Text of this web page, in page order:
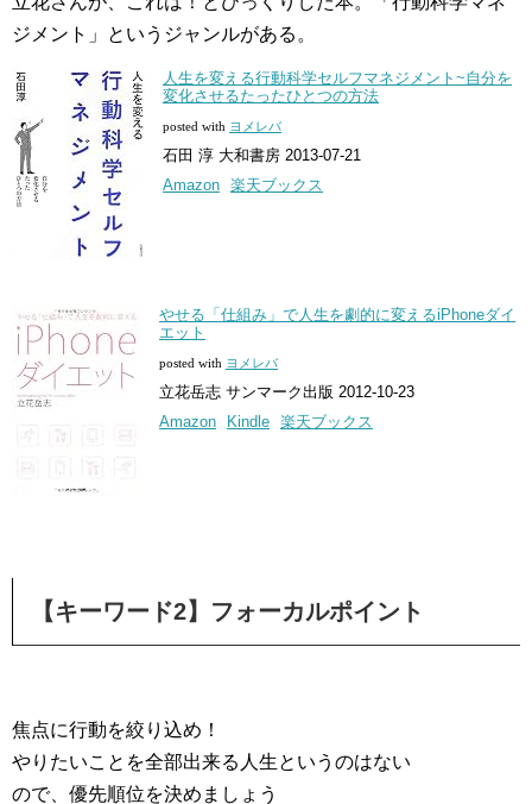
ジメント」というジャンルがある。
人生を変える行動科学セルフマネジメント~自分を
変化させるたったひとつの方法
posted with ヨメレバ
石田 淳 大和書房 2013-07-21
Amazon 楽天ブックス
やせる「仕組み」で人生を劇的に変えるiPhoneダイ
エット
posted with ヨメレバ
立花岳志 サンマーク出版 2012-10-23
Amazon
Kindle 楽天ブックス
【キーワード2】フォーカルポイント
焦点に行動を絞り込め！
やりたいことを全部出来る人生というのはない
ので、優先順位を決めましょう